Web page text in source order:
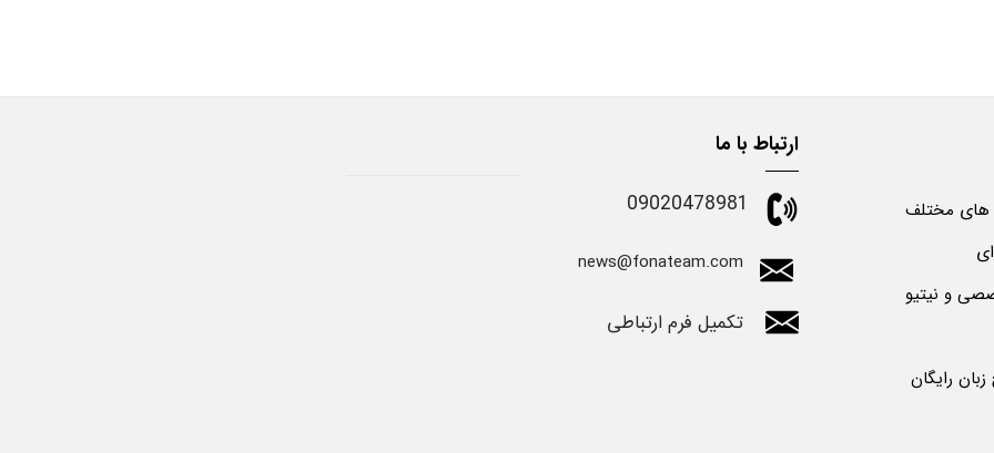
های مختلف
و نیتیو
رایگان
ارتباط با ما
09020478981
news@fonateam.com
تکمیل فرم ارتباطی